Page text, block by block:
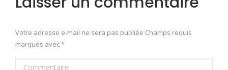
Votre adresse e-mail ne sera pas publiée Champs requis
marqués avec*
Commentaire